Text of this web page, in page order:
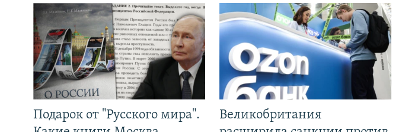
Подарок от "Русского мира".
Великобритания